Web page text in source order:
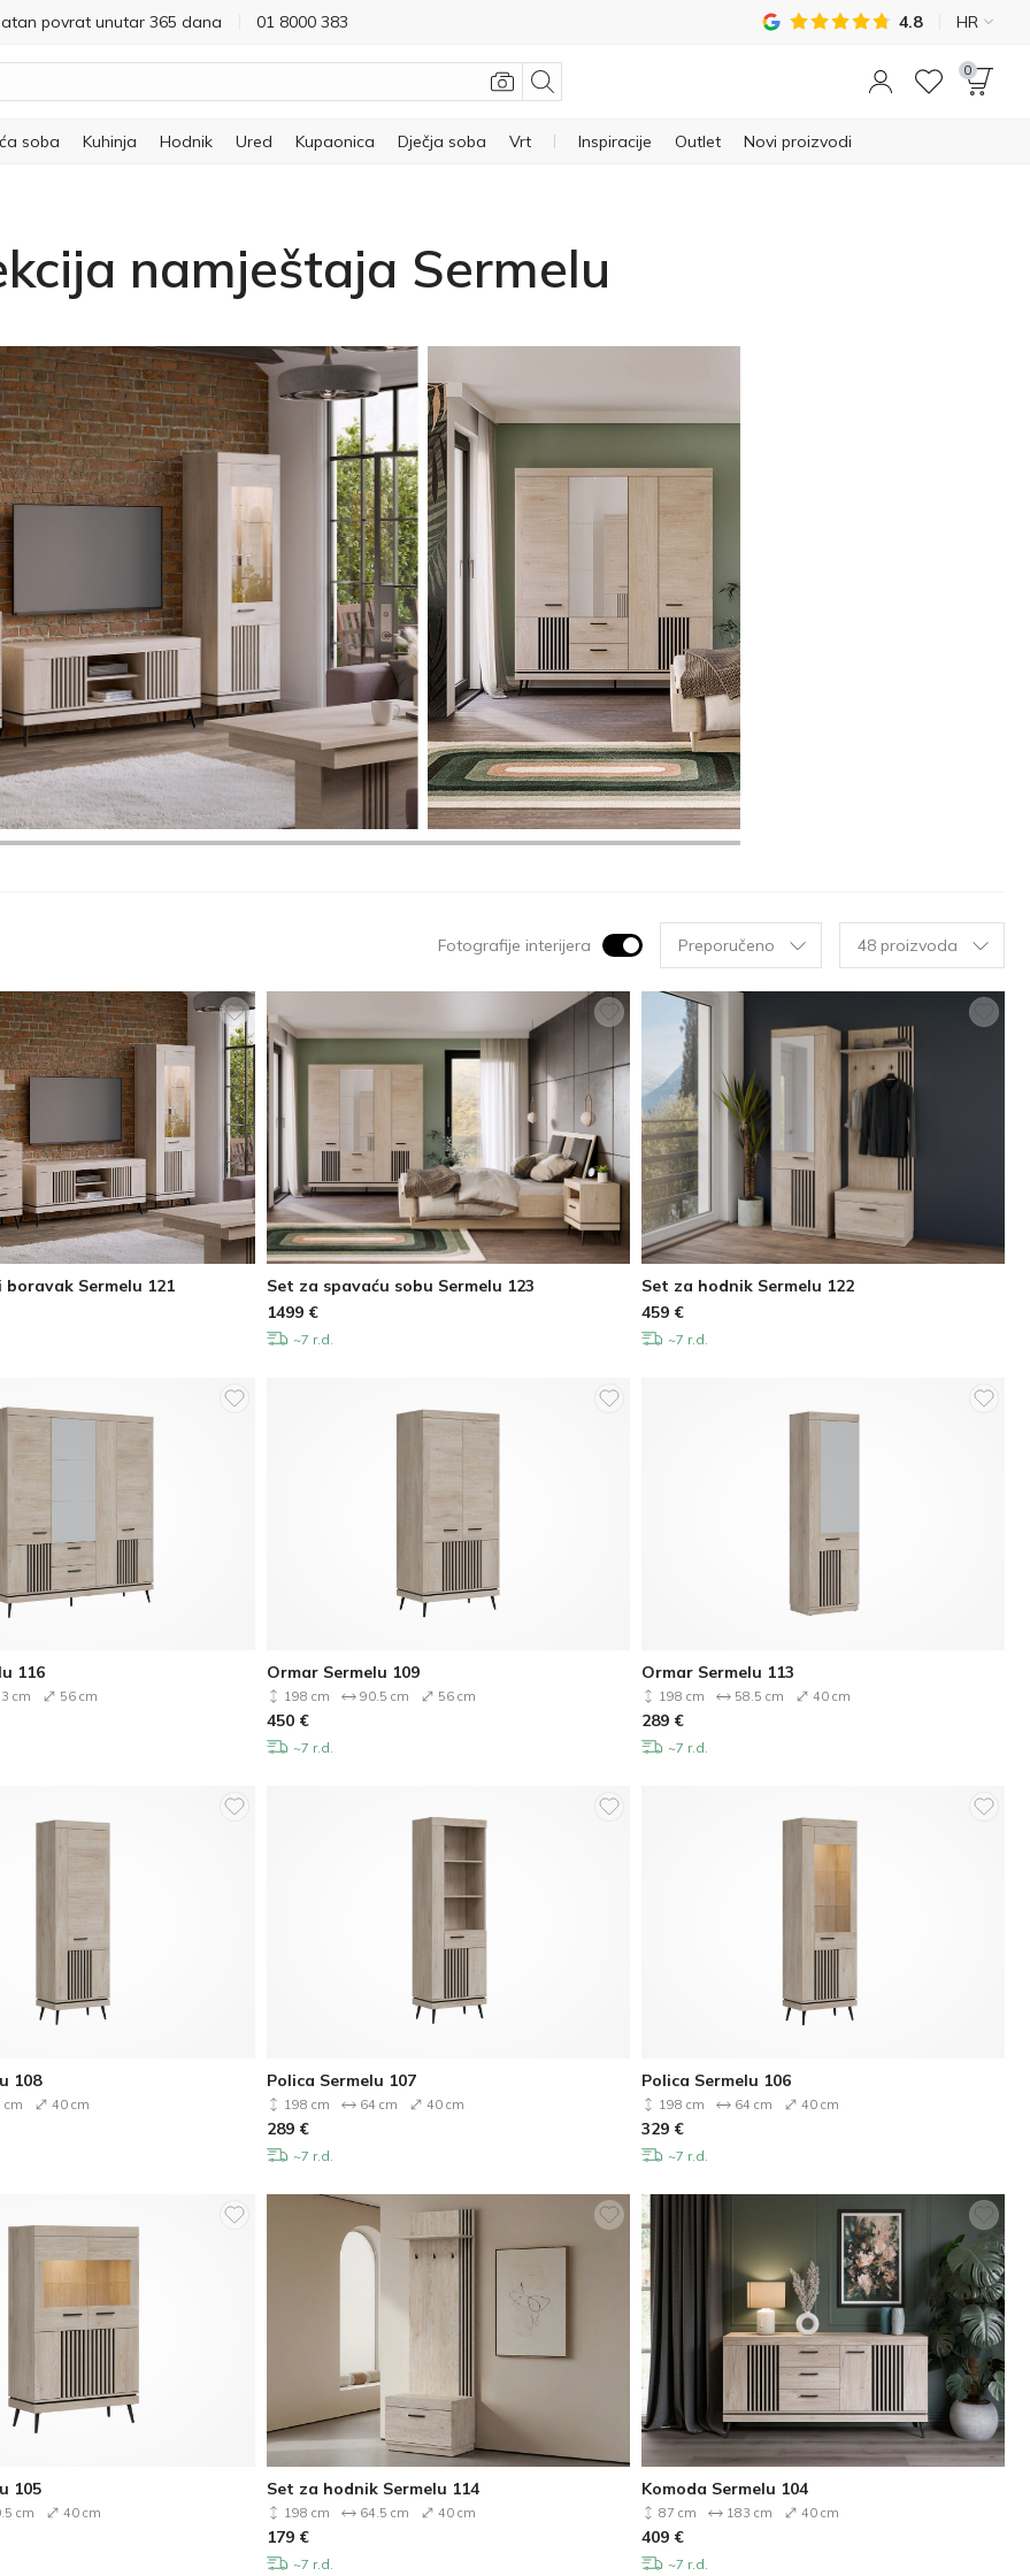
povrat unutar 365 dana 01 8000 383 4.8 HR
0
soba Kuhinja Hodnik Ured Kupaonica Dječja soba Vrt Inspiracije Outlet Novi proizvodi
namještaja Sermelu
Fotografije interijera Preporučeno 48 proizvoda
Sermelu 121
Set za spavaću sobu Sermelu 123
1499 €
~7 r.d.
Set za hodnik Sermelu 122
459 €
~7 r.d.
116
cm 56 cm
Ormar Sermelu 109
198 cm 90.5 cm 56 cm
450 €
~7 r.d.
Ormar Sermelu 113
198 cm 58.5 cm 40 cm
289 €
~7 r.d.
108
40 cm
Polica Sermelu 107
198 cm 64 cm 40 cm
289 €
~7 r.d.
Polica Sermelu 106
198 cm 64 cm 40 cm
329 €
~7 r.d.
105
cm 40 cm
Set za hodnik Sermelu 114
198 cm 64.5 cm 40 cm
179 €
~7 r.d.
Komoda Sermelu 104
87 cm 183 cm 40 cm
409 €
~7 r.d.